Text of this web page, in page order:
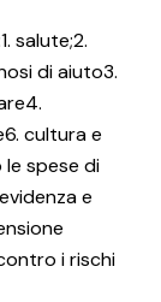
salute;2.
di aiuto3.
cultura e
spese di
e
i rischi